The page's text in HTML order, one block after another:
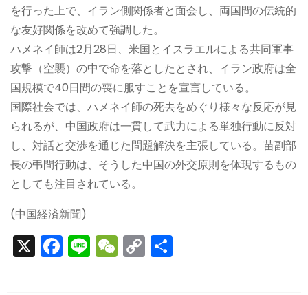
を行った上で、イラン側関係者と面会し、両国間の伝統的
な友好関係を改めて強調した。
ハメネイ師は2月28日、米国とイスラエルによる共同軍事
攻撃（空襲）の中で命を落としたとされ、イラン政府は全
国規模で40日間の喪に服すことを宣言している。
国際社会では、ハメネイ師の死去をめぐり様々な反応が見
られるが、中国政府は一貫して武力による単独行動に反対
し、対話と交渉を通じた問題解決を主張している。苗副部
長の弔問行動は、そうした中国の外交原則を体現するもの
としても注目されている。
(中国経済新聞)
X F
a
Li
n
W
e
C
o